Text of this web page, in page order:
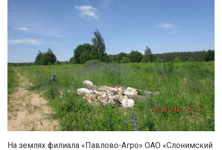
На землях филиала «Павлово-Агро» ОАО «Слонимский